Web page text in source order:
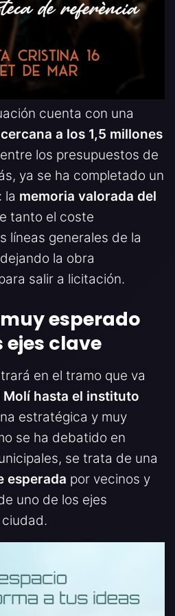
cuenta con una
a los 1,5 millones
los presupuestos de
ya se ha completado un
la memoria valorada del
tanto el coste
líneas generales de la
la obra
salir a licitación.
esperado
ejes clave
en el tramo que va
hasta el instituto
estratégica y muy
se ha debatido en
se trata de una
esperada por vecinos y
uno de los ejes